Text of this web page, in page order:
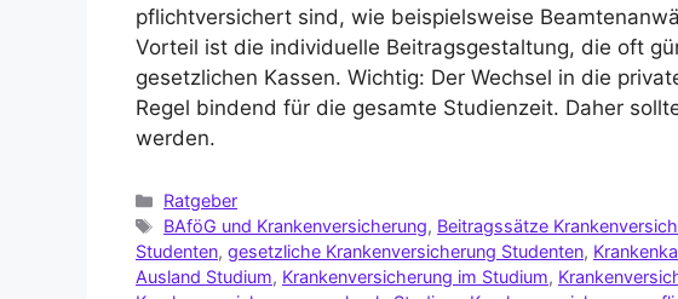
pflichtversichert sind, wie beispielsweise
Vorteil ist die individuelle Beitragsgestaltung, die oft
gesetzlichen Kassen. Wichtig: Der Wechsel in die
Regel bindend für die gesamte Studienzeit. Daher
werden.
Ratgeber
BAföG und Krankenversicherung, Beitragssätze
Studenten, gesetzliche Krankenversicherung Studenten,
Ausland Studium, Krankenversicherung im Studium,